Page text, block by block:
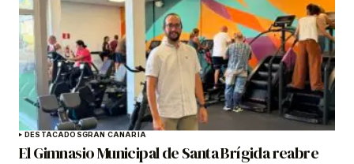
DESTACADOSGRAN CANARIA
El Gimnasio Municipal de Santa Brígida reabre